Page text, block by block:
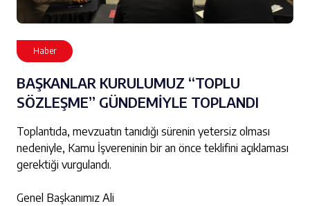
Haber
BAŞKANLAR KURULUMUZ “TOPLU
SÖZLEŞME” GÜNDEMİYLE TOPLANDI
Toplantıda, mevzuatın tanıdığı sürenin yetersiz olması
nedeniyle, Kamu İşvereninin bir an önce teklifini açıklaması
gerektiği vurgulandı.
Genel Başkanımız Ali